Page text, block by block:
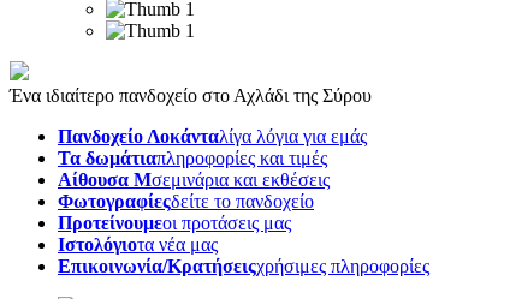
Ένα ιδιαίτερο πανδοχείο στο Αχλάδι της Σύρου
Πανδοχείο Λοκάνταλίγα λόγια για εμάς
Τα δωμάτιαπληροφορίες και τιμές
Αίθουσα Μσεμινάρια και εκθέσεις
Φωτογραφίεςδείτε το πανδοχείο
Προτείνουμεοι προτάσεις μας
Ιστολόγιοτα νέα μας
Επικοινωνία/Κρατήσειςχρήσιμες πληροφορίες